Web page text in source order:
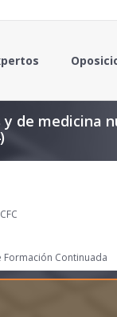
y de medicina
Formación Continuada